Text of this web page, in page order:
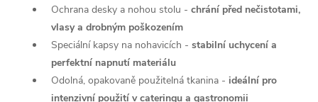
Ochrana desky a nohou stolu - chrání před nečistotami,
vlasy a drobným poškozením
Speciální kapsy na nohavicích - stabilní uchycení a
perfektní napnutí materiálu
Odolná, opakovaně použitelná tkanina - ideální pro
intenzivní použití v cateringu a gastronomii